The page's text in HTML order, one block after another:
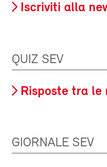
Iscriviti alla
QUIZ SEV
Risposte tra le
GIORNALE SEV